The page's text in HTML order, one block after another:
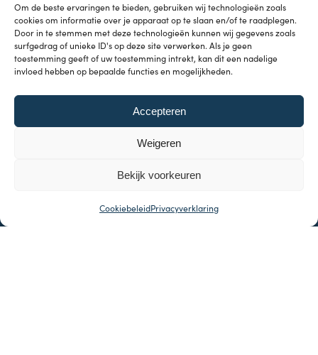
Om de beste ervaringen te bieden, gebruiken wij technologieën zoals
cookies om informatie over je apparaat op te slaan en/of te raadplegen.
Door in te stemmen met deze technologieën kunnen wij gegevens zoals
surfgedrag of unieke ID's op deze site verwerken. Als je geen
toestemming geeft of uw toestemming intrekt, kan dit een nadelige
invloed hebben op bepaalde functies en mogelijkheden.
Accepteren
Weigeren
Bekijk voorkeuren
CookiebeleidPrivacyverklaring
support@indeflatie.nl
BTW-nr: NL862236599B01